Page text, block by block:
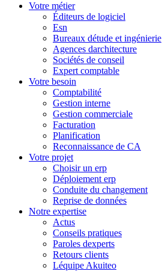
Votre métier
Éditeurs de logiciel
Esn
Bureaux détude et ingénierie
Agences darchitecture
Sociétés de conseil
Expert comptable
Votre besoin
Comptabilité
Gestion interne
Gestion commerciale
Facturation
Planification
Reconnaissance de CA
Votre projet
Choisir un erp
Déploiement erp
Conduite du changement
Reprise de données
Notre expertise
Actus
Conseils pratiques
Paroles dexperts
Retours clients
Léquipe Akuiteo